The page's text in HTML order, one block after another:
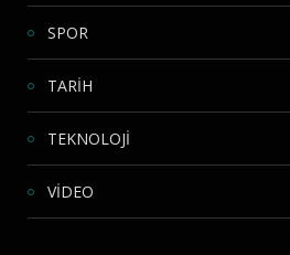
SPOR
TARİH
TEKNOLOJİ
VİDEO